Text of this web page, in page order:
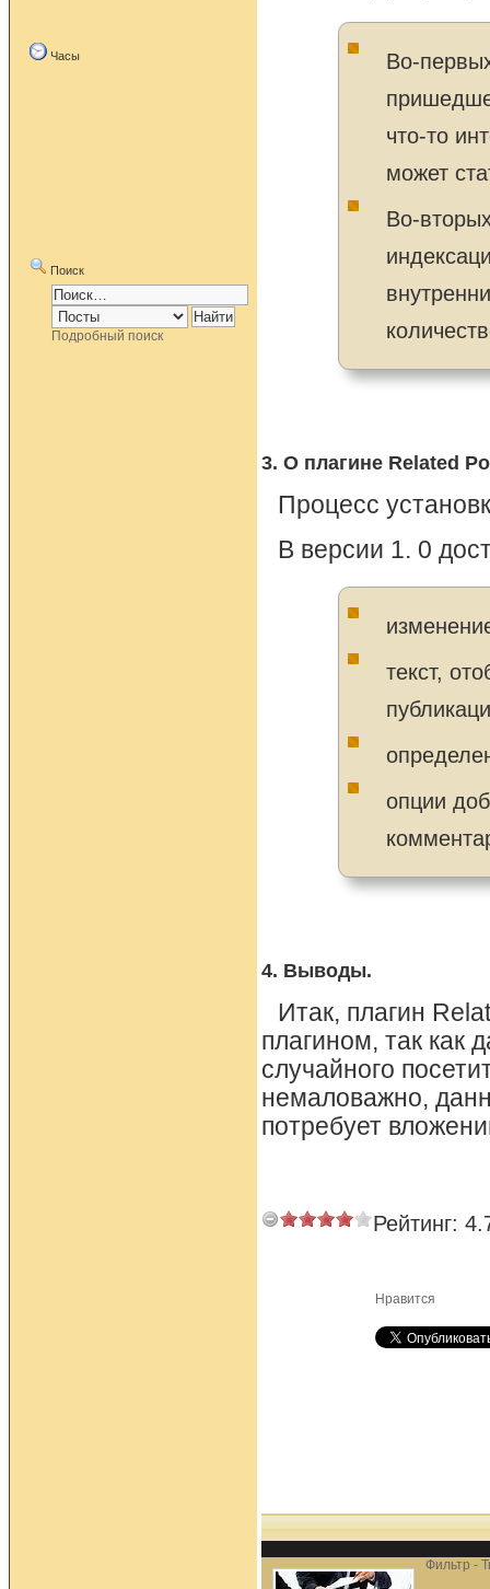
Часы
Поиск
Подробный поиск
Во-
что-то
может
Во-
3. О плагине Related
Процесс
В версии 1. 0
текст,
опции
4. Выводы.
Итак, плагин
плагином, так как
случайного
немаловажно,
потребует
Рейтинг:
Нравится
Фильтр -